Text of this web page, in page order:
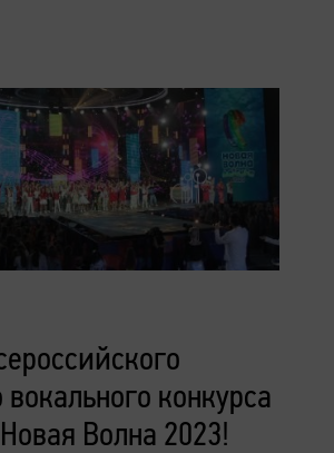
вокального конкурса
Волна 2023!